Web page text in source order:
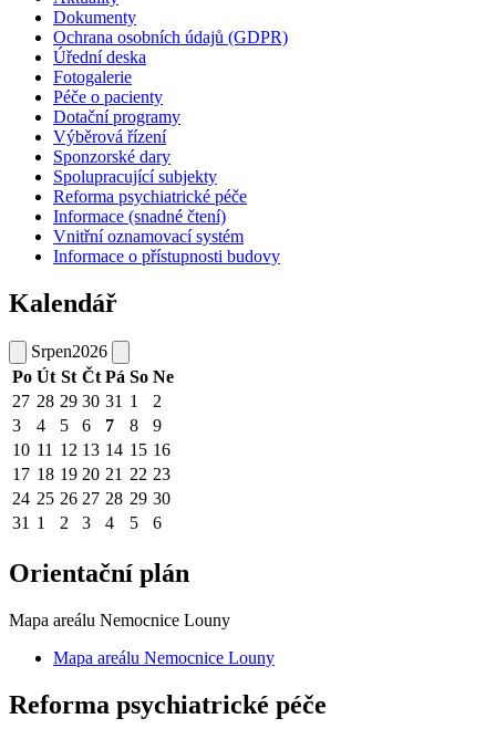
Dokumenty
Ochrana osobních údajů (GDPR)
Úřední deska
Fotogalerie
Péče o pacienty
Dotační programy
Výběrová řízení
Sponzorské dary
Spolupracující subjekty
Reforma psychiatrické péče
Informace (snadné čtení)
Vnitřní oznamovací systém
Informace o přístupnosti budovy
Kalendář
Srpen2026
Po Út St Čt Pá So Ne
27 28 29 30 31 1
2
3
4 5 6 7 8
9
10 11 12 13 14 15 16
17 18 19 20 21 22 23
24 25 26 27 28 29 30
31 1 2 3 4 5 6
Orientační plán
Mapa areálu Nemocnice Louny
Mapa areálu Nemocnice Louny
Reforma psychiatrické péče